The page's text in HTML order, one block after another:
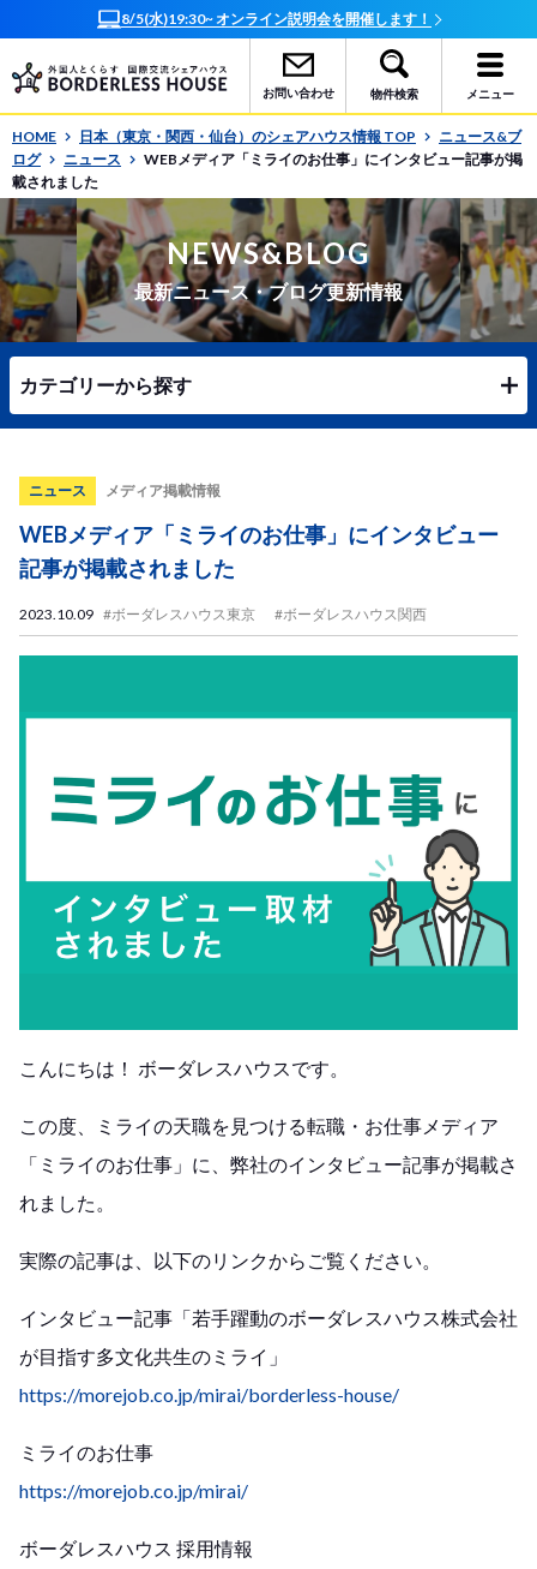
8/5(水)19:30~ オンライン説明会を開催します！
お問い合わせ 物件検索 メニュー
HOME 日本（東京・関西・仙台）のシェアハウス情報 TOP
ニュース&ブ
ログ
ニュース
WEBメディア「ミライのお仕事」にインタビュー記事が掲
載されました
NEWS&BLOG
最新ニュース・ブログ更新情報
カテゴリーから探す
ニュース メディア掲載情報
WEBメディア「ミライのお仕事」にインタビュー
記事が掲載されました
2023.10.09 #ボーダレスハウス東京 #ボーダレスハウス関西
こんにちは！ ボーダレスハウスです。
この度、ミライの天職を見つける転職・お仕事メディア
「ミライのお仕事」に、弊社のインタビュー記事が掲載さ
れました。
実際の記事は、以下のリンクからご覧ください。
インタビュー記事「若手躍動のボーダレスハウス株式会社
が目指す多文化共生のミライ」
https://morejob.co.jp/mirai/borderless-house/
ミライのお仕事
https://morejob.co.jp/mirai/
ボーダレスハウス 採用情報